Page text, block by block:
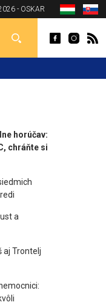
- OSKAR
horúčav:
chráňte si
a
aj Trontelj